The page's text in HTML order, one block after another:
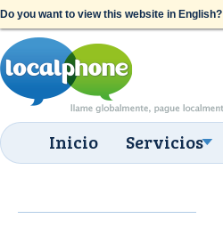
Do you want to view this website in English?
Inicio Servicios